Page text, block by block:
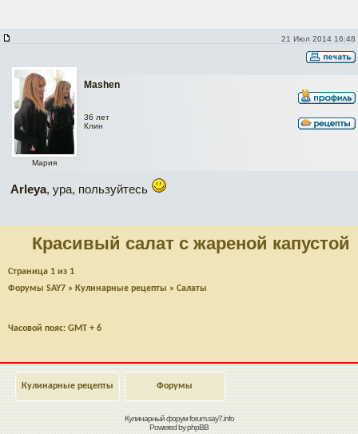
21 Июл 2014 16:48
Mashen
Мария
36 лет
Клин
Arleya, ура, пользуйтесь
Красивый салат с жареной капустой
Страница 1 из 1
Форумы SAY7 » Кулинарные рецепты » Салаты
Часовой пояс: GMT + 6
Кулинарные рецепты Форумы
Кулинарный форумforum.say7.info
Powered byphpBB